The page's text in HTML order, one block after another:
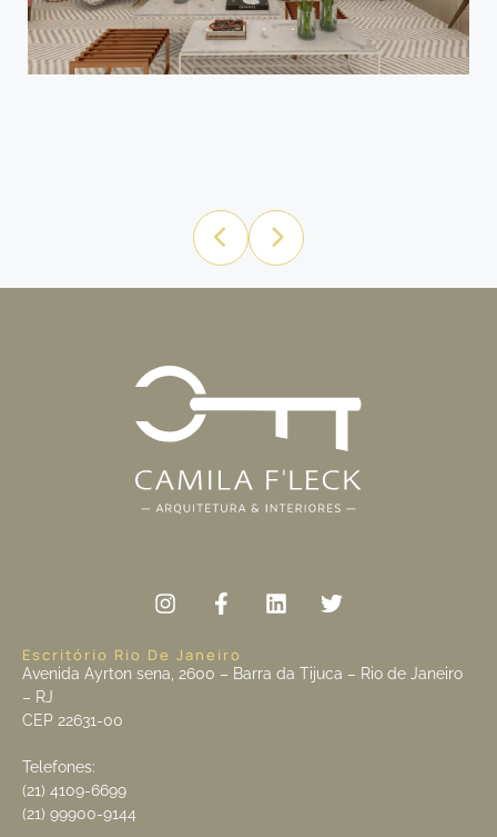
Escritório Rio De Janeiro
Avenida Ayrton sena, 2600 – Barra da Tijuca – Rio de Janeiro
– RJ
CEP 22631-00
Telefones:
(21) 4109-6699
(21) 99900-9144